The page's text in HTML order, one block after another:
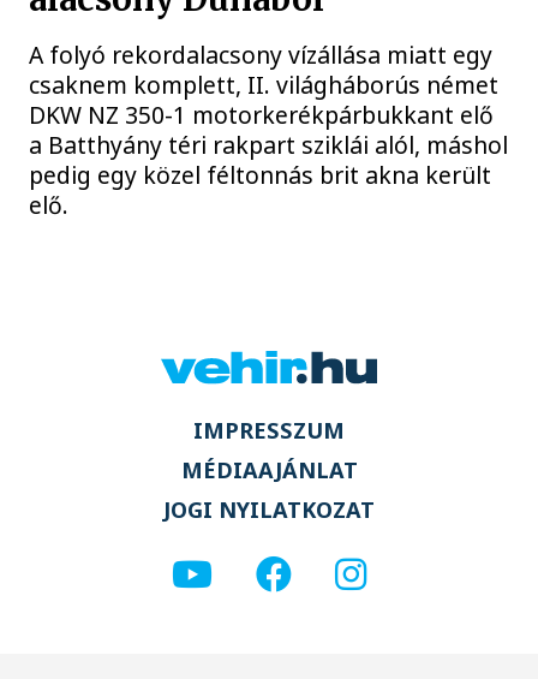
A folyó rekordalacsony vízállása miatt egy
csaknem komplett, II. világháborús német
DKW NZ 350-1 motorkerékpárbukkant elő
a Batthyány téri rakpart sziklái alól, máshol
pedig egy közel féltonnás brit akna került
elő.
IMPRESSZUM
MÉDIAAJÁNLAT
JOGI NYILATKOZAT